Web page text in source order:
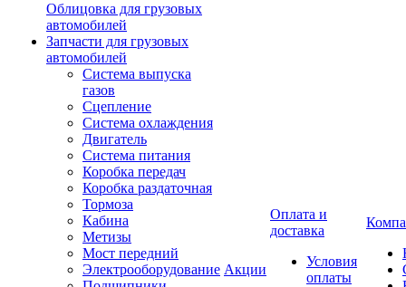
Облицовка для грузовых
автомобилей
Запчасти для грузовых
автомобилей
Система выпуска
газов
Сцепление
Система охлаждения
Двигатель
Система питания
Коробка передач
Коробка раздаточная
Тормоза
Кабина
Метизы
Мост передний
Электрооборудование Акции
Оплата и
доставка
Условия
оплаты